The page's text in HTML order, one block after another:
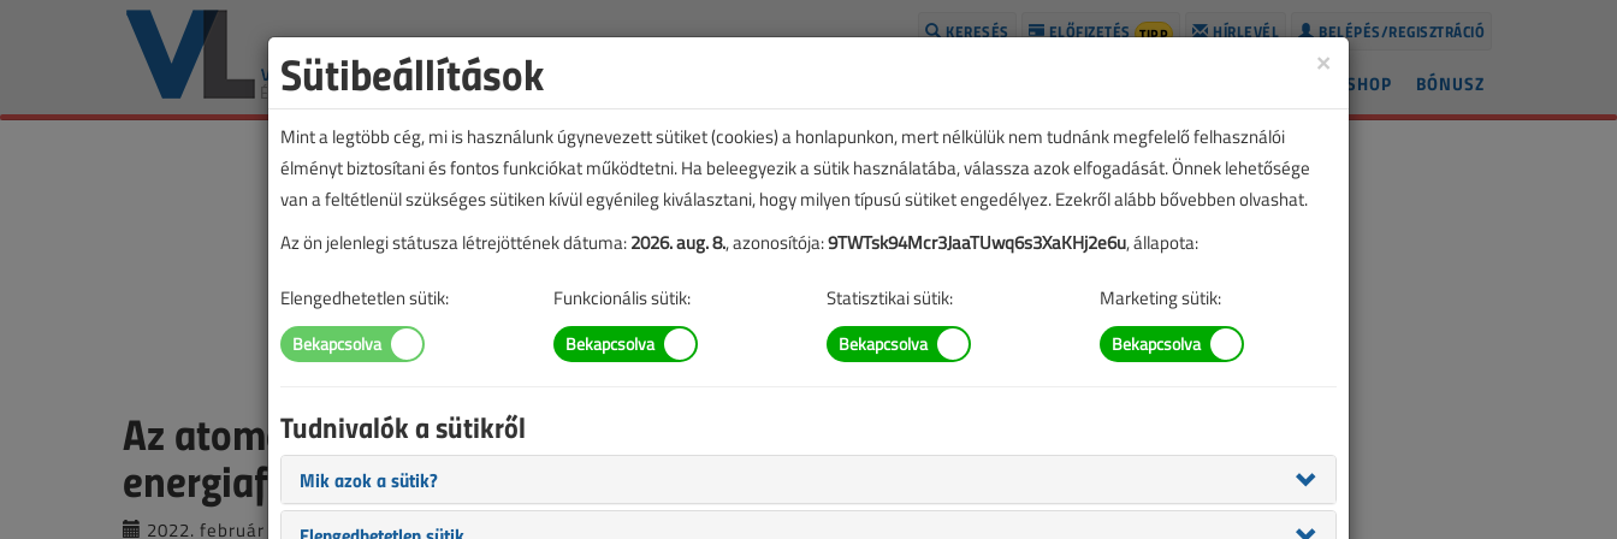
BELÉPÉS/REGISZTRÁCIÓ
HÍRLEVÉL
ELŐFIZETÉS TIPP
KERESÉS
BÓNUSZ
SHOP
Az atomenergia és a földgáz segítheti a megújuló
energiaforrásokra történő átállást
2022. február 3. | VL online | 1143 |
×
Sütibeállítások
Mint a legtöbb cég, mi is használunk úgynevezett sütiket (cookies) a honlapunkon, mert nélkülük nem tudnánk megfelelő felhasználói
élményt biztosítani és fontos funkciókat működtetni. Ha beleegyezik a sütik használatába, válassza azok elfogadását. Önnek lehetősége
van a feltétlenül szükséges sütiken kívül egyénileg kiválasztani, hogy milyen típusú sütiket engedélyez. Ezekről alább bővebben olvashat.
Az ön jelenlegi státusza létrejöttének dátuma:2026. aug. 8., azonosítója:9TWTsk94Mcr3JaaTUwq6s3XaKHj2e6u, állapota:
Elengedhetetlen sütik: Funkcionális sütik: Statisztikai sütik: Marketing sütik:
Tudnivalók a sütikről
Mik azok a sütik?